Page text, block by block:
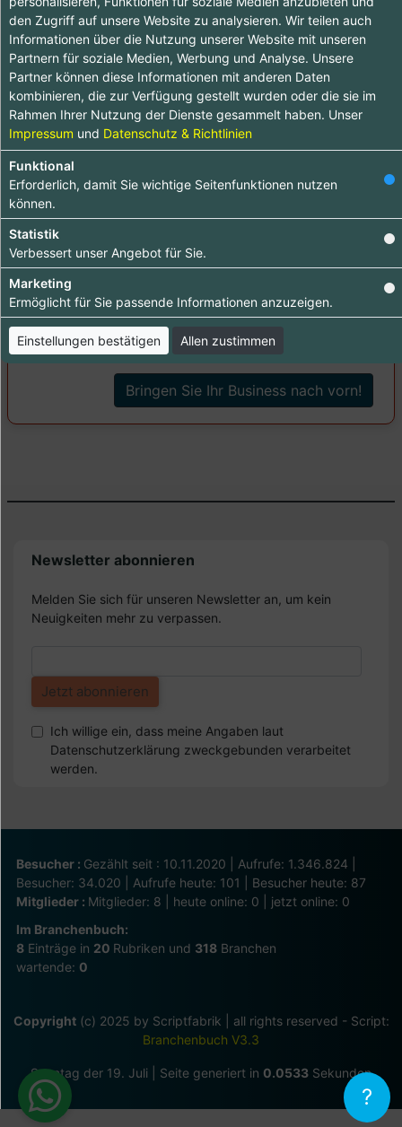
Ooops - wenig zu sehen hier, komme doch später
nochmal vorbei :-)
?
Tipp ab 15.90 €
Hebe dich ab von
anderen ab und bringe
deinen Firmeneintrag
ganz nach vorn!
DeinPremium-Eintrag
ab
4,95 €
Bringen Sie Ihr Business nach vorn!
Newsletter abonnieren
Melden Sie sich für unseren Newsletter an, um kein
Neuigkeiten mehr zu verpassen.
Ich willige ein, dass meine Angaben laut
Datenschutzerklärung zweckgebunden verarbeitet
werden.
Besucher : Gezählt seit : 10.11.2020 | Aufrufe: 1.346.824 |
Besucher: 34.020 | Aufrufe heute: 101 | Besucher heute: 87
Mitglieder : Mitglieder: 8 | heute online: 0 | jetzt online: 0
Im Branchenbuch:
8 Einträge in 20 Rubriken und 318 Branchen
wartende: 0
Copyright(c) 2025 by Scriptfabrik | all rights reserved - Script:
Branchenbuch V3.3
Sonntag der 19. Juli | Seite generiert in 0.0533 Sekunden
den Zugriff auf unsere Website zu analysieren. Wir teilen auch
Informationen über die Nutzung unserer Website mit unseren
Partnern für soziale Medien, Werbung und Analyse. Unsere
Partner können diese Informationen mit anderen Daten
kombinieren, die zur Verfügung gestellt wurden oder die sie im
Rahmen Ihrer Nutzung der Dienste gesammelt haben. Unser
Impressum und Datenschutz & Richtlinien
Funktional
Erforderlich, damit Sie wichtige Seitenfunktionen nutzen
können.
Statistik
Verbessert unser Angebot für Sie.
Marketing
Ermöglicht für Sie passende Informationen anzuzeigen.
Einstellungen bestätigen Allen zustimmen